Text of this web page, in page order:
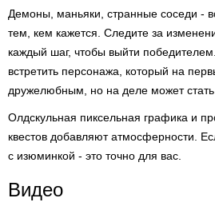
Демоны, маньяки, странные соседи -
тем, кем кажется. Следите за
каждый шаг, чтобы выйти
встретить персонажа, который на
дружелюбным, но на деле может
Олдскульная пиксельная графика и
квестов добавляют атмосферности.
с изюминкой - это точно для вас.
Видео